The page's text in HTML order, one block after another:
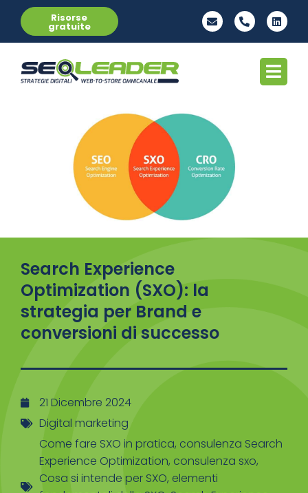
Risorse
gratuite
Search Experience
Optimization (SXO): la
strategia per Brand e
conversioni di successo
21 Dicembre 2024
Digital marketing
Come fare SXO in pratica, consulenza Search
Experience Optimization, consulenza sxo,
Cosa si intende per SXO, elementi